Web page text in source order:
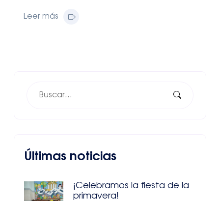
Leer más
Últimas noticias
¡Celebramos la fiesta de la
primavera!